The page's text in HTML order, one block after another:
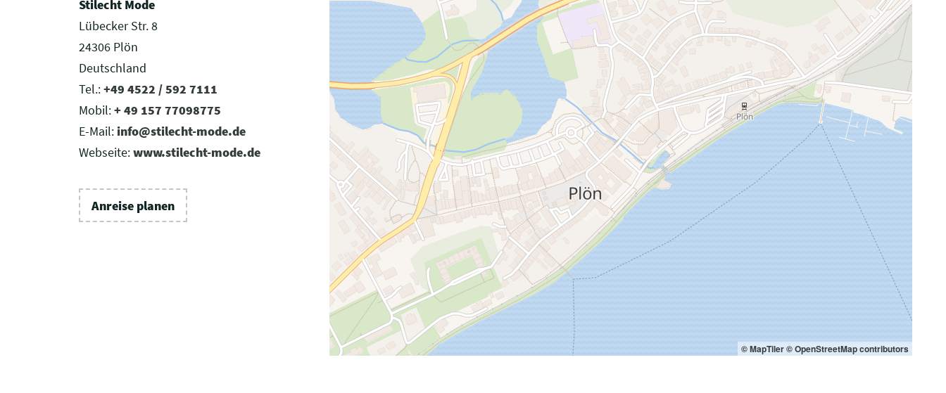
Stilecht Mode
Lübecker Str. 8
24306 Plön
Deutschland
Tel.:+49 4522 / 592 7111
Mobil:+ 49 157 77098775
E-Mail: info@stilecht-mode.de
Webseite:www.stilecht-mode.de
Anreise planen
© MapTiler© OpenStreetMap contributors